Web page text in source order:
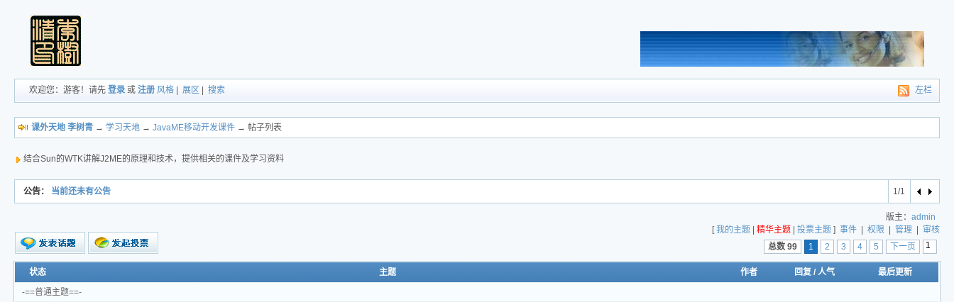
左栏
欢迎您：游客！请先登录 或注册 风格 |展区 |搜索
课外天地 李树青 →学习天地 →JavaME移动开发课件 → 帖子列表
结合Sun的WTK讲解J2ME的原理和技术，提供相关的课件及学习资料
公告： 当前还未有公告 1/1
新的主题
投票帖
版主： admin
[我的主题 精华主题| 投票主题 ] 事件| 权限 管理|
审核
总数 99
1 2 3 4 5 下一页
状态 主题 作者 回复 /人气
最后更新
-==普通主题==-